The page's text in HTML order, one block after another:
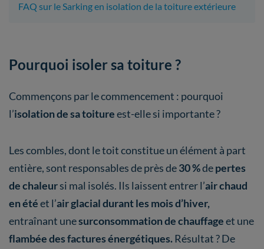
FAQ sur le Sarking en isolation de la toiture extérieure
Pourquoi isoler sa toiture ?
Commençons par le commencement : pourquoi
l’isolation de sa toitureest-elle si importante ?
Les combles, dont le toit constitue un élément à part
entière, sont responsables de près de30 %depertes
de chaleursi mal isolés. Ils laissent entrer l’air chaud
en étéet l’air glacial durant les mois d’hiver,
entraînant unesurconsommation de chauffageet une
flambée des factures énergétiques.Résultat ? De